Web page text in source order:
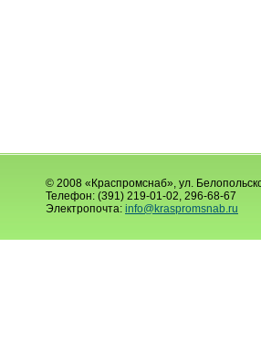
© 2008 «Краспромснаб», ул.
Телефон: (391) 219-01-02, 296-68-67
Электропочта: info@kraspromsnab.ru